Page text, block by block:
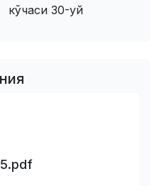
кўчаси 30-уй